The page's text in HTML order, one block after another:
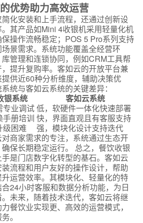
优势助力高效运营
化安装和上手流程，还通过创新设
其产品如Mini 4收银机采用轻量化机
操作流畅稳定；POS 5 Pro系列支持
景需求。系统功能覆盖全经营环
管理和连锁协同，例如CRM工具帮
提升复购率。客如云的开放平台兼
供近60种分析维度，辅助决策优
统与客如云系统的关键差异：
银系统
客如云系统
专业调试低，软硬件一体化快速部署
手册培训 快，界面直观且有客服支持
级困难
强，模块化设计支持迭代
商家需求的专注，系统通过生态开
保长期稳定运行。 总之，餐饮收银
是门店数字化转型的基石。客如云
流程和用户友好的操作设计，帮助
运营效率。其模块化、轻量化的特
24小时客服和数据分析功能，为日
未来，随着技术迭代，客如云将继
餐饮业实现更、高效的运营模式，
。